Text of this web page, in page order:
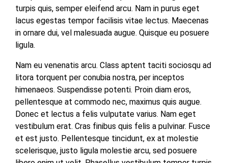
LAMPUNG
UTARA
MESUJI
PESISIR
BARAT
TULANG
BAWANG
TULANG
DPRD
LAMTENG
DPRD
LAMBAR
DPRD
LAMTIM
DPRD
LAMPUNG
UTARA
DPRD
turpis quis, semper eleifend arcu. Nam in purus eget
lacus egestas tempor facilisis vitae lectus. Maecenas
in ornare dui, vel malesuada augue. Quisque eu posuere
ligula.
Nam eu venenatis arcu. Class aptent taciti sociosqu ad
litora torquent per conubia nostra, per inceptos
himenaeos. Suspendisse potenti. Proin diam eros,
pellentesque at commodo nec, maximus quis augue.
Donec et lectus a felis vulputate varius. Nam eget
vestibulum erat. Cras finibus quis felis a pulvinar. Fusce
et est justo. Pellentesque tincidunt, ex at molestie
scelerisque, justo ligula molestie arcu, sed posuere